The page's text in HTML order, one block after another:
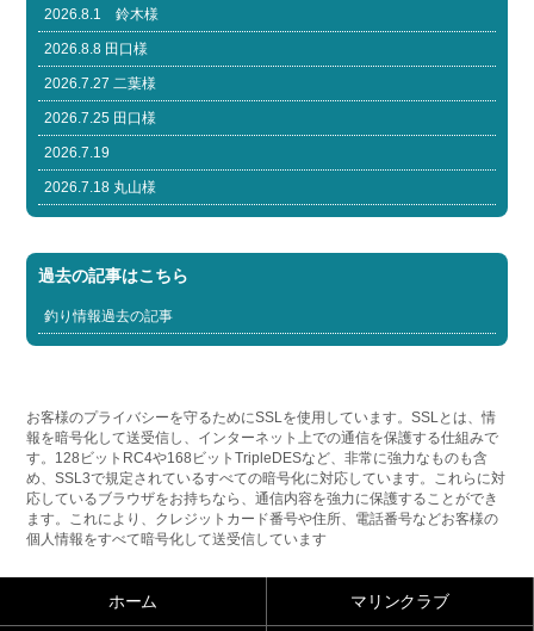
2026.8.1 鈴木様
2026.8.8 田口様
2026.7.27 二葉様
2026.7.25 田口様
2026.7.19
2026.7.18 丸山様
過去の記事はこちら
釣り情報過去の記事
お客様のプライバシーを守るためにSSLを使用しています。SSLとは、情
報を暗号化して送受信し、インターネット上での通信を保護する仕組みで
す。128ビットRC4や168ビットTripleDESなど、非常に強力なものも含
め、SSL3で規定されているすべての暗号化に対応しています。これらに対
応しているブラウザをお持ちなら、通信内容を強力に保護することができ
ます。これにより、クレジットカード番号や住所、電話番号などお客様の
個人情報をすべて暗号化して送受信しています
ホーム マリンクラブ